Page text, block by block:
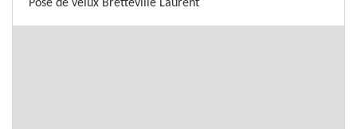
Pose de velux Bretteville Laurent